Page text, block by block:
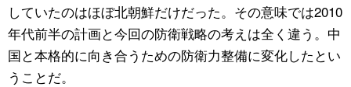
していたのはほぼ北朝鮮だけだった。その意味では2010
年代前半の計画と今回の防衛戦略の考えは全く違う。中
国と本格的に向き合うための防衛力整備に変化したとい
うことだ。